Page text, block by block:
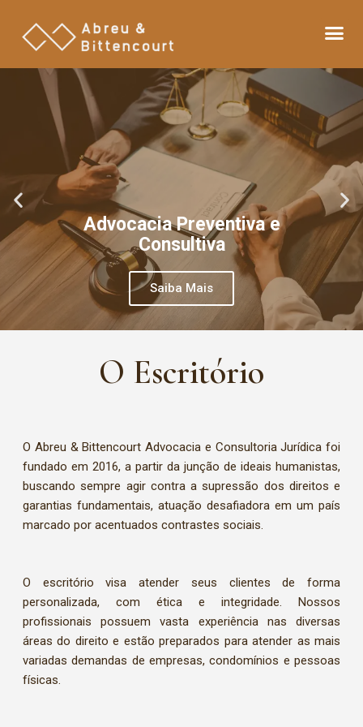
Advocacia Preventiva e
Consultiva
Saiba Mais
O Escritório
O Abreu & Bittencourt Advocacia e Consultoria Jurídica foi
fundado em 2016, a partir da junção de ideais humanistas,
buscando sempre agir contra a supressão dos direitos e
garantias fundamentais, atuação desafiadora em um país
marcado por acentuados contrastes sociais.
O escritório visa atender seus clientes de forma
personalizada, com ética e integridade. Nossos
profissionais possuem vasta experiência nas diversas
áreas do direito e estão preparados para atender as mais
variadas demandas de empresas, condomínios e pessoas
físicas.